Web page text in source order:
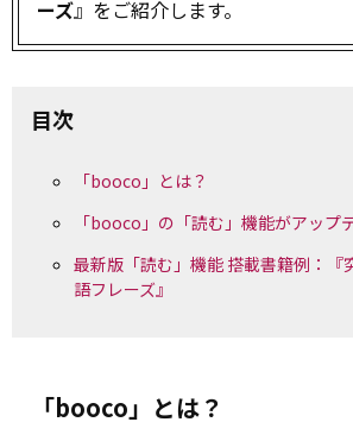
ーズ』をご紹介します。
目次
「booco」とは？
「booco」の「読む」機能がアップ
最新版「読む」機能 搭載書籍例：『
語フレーズ』
「booco」とは？